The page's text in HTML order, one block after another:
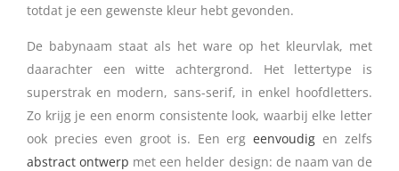
totdat je een gewenste kleur hebt gevonden.
De babynaam staat als het ware op het kleurvlak, met
daarachter een witte achtergrond. Het lettertype is
superstrak en modern, sans-serif, in enkel hoofdletters.
Zo krijg je een enorm consistente look, waarbij elke letter
ook precies even groot is. Een erg eenvoudig en zelfs
abstract ontwerp met een helder design: de naam van de